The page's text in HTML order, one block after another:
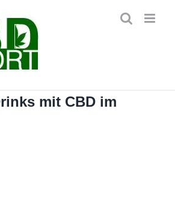
mit CBD im